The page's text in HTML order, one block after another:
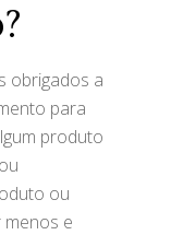
obrigados a
para
produto
ou
menos e